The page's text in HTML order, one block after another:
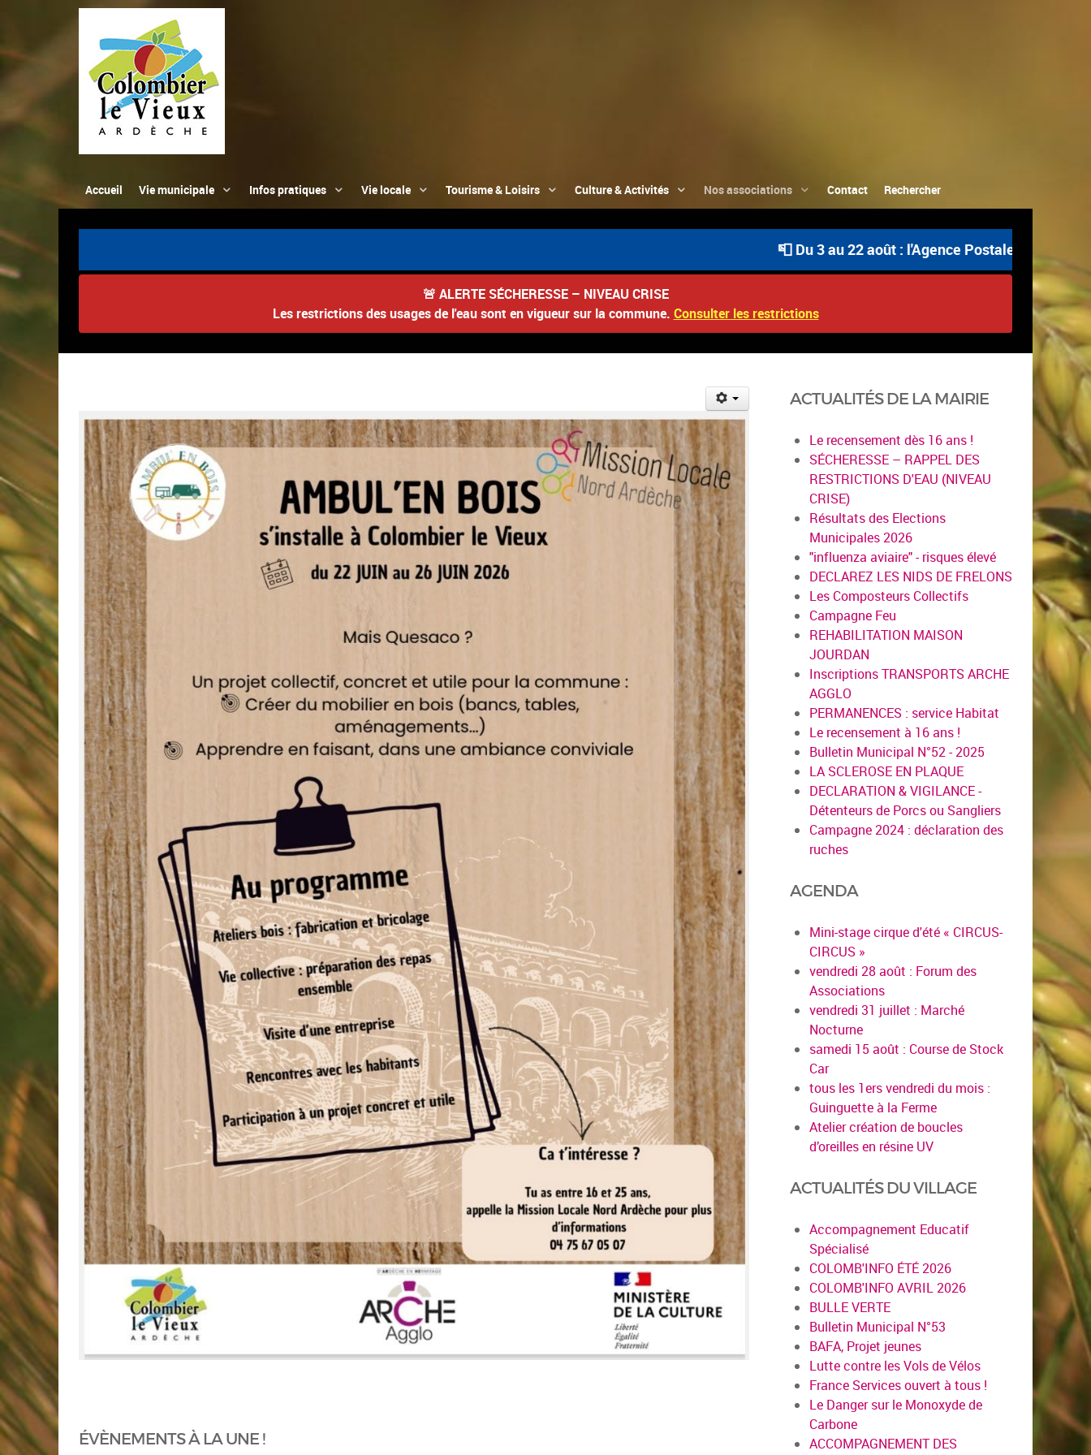
Accueil Vie municipale Infos pratiques Vie locale Tourisme & Loisirs Culture & Activités Nos associations Contact Rechercher
📮 Du 3 au 22 août : l'Agence Postale Communale
🚨 ALERTE SÉCHERESSE – NIVEAU CRISE
Les restrictions des usages de l'eau sont en vigueur sur la commune. Consulter les restrictions
ÉVÈNEMENTS À LA UNE !
ACTUALITÉS DE LA MAIRIE
Le recensement dès 16 ans !
SÉCHERESSE – RAPPEL DES
RESTRICTIONS D'EAU (NIVEAU
CRISE)
Résultats des Elections
Municipales 2026
"influenza aviaire" - risques élevé
DECLAREZ LES NIDS DE FRELONS
Les Composteurs Collectifs
Campagne Feu
REHABILITATION MAISON
JOURDAN
Inscriptions TRANSPORTS ARCHE
AGGLO
PERMANENCES : service Habitat
Le recensement à 16 ans !
Bulletin Municipal N°52 - 2025
LA SCLEROSE EN PLAQUE
DECLARATION & VIGILANCE -
Détenteurs de Porcs ou Sangliers
Campagne 2024 : déclaration des
ruches
AGENDA
Mini-stage cirque d'été « CIRCUS-
CIRCUS »
vendredi 28 août : Forum des
Associations
vendredi 31 juillet : Marché
Nocturne
samedi 15 août : Course de Stock
Car
tous les 1ers vendredi du mois :
Guinguette à la Ferme
Atelier création de boucles
d’oreilles en résine UV
ACTUALITÉS DU VILLAGE
Accompagnement Educatif
Spécialisé
COLOMB'INFO ÉTÉ 2026
COLOMB'INFO AVRIL 2026
BULLE VERTE
Bulletin Municipal N°53
BAFA, Projet jeunes
Lutte contre les Vols de Vélos
France Services ouvert à tous !
Le Danger sur le Monoxyde de
Carbone
ACCOMPAGNEMENT DES